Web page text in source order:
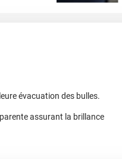
évacuation des bulles.
assurant la brillance